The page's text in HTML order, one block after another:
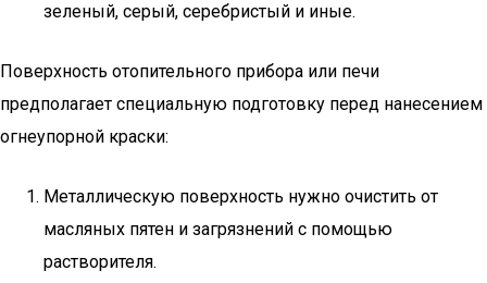
зеленый, серый, серебристый и иные.
Поверхность отопительного прибора или печи
предполагает специальную подготовку перед нанесением
огнеупорной краски:
Металлическую поверхность нужно очистить от
масляных пятен и загрязнений с помощью
растворителя.